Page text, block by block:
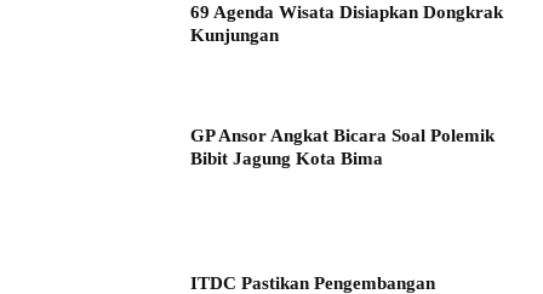
69 Agenda Wisata Disiapkan Dongkrak
Kunjungan
GP Ansor Angkat Bicara Soal Polemik
Bibit Jagung Kota Bima
ITDC Pastikan Pengembangan